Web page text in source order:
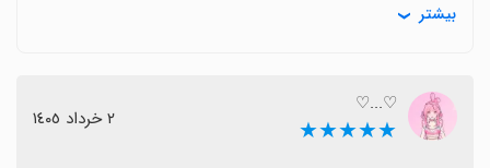
اما نکتهٔ مشترک این است که تعداد عروسک‌ها محدود است
درخواست رفع این مشکل شده است.
برخی گفتند بازی برای کودکان مناسب است و خواستار
بیشتر
♡...♡
★★★★★ ٢ خرداد ١٤٠٥